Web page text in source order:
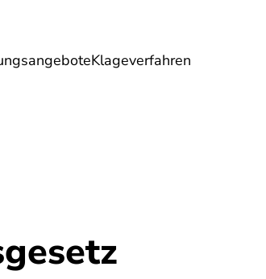
Klageverfahren
Reise Verträge